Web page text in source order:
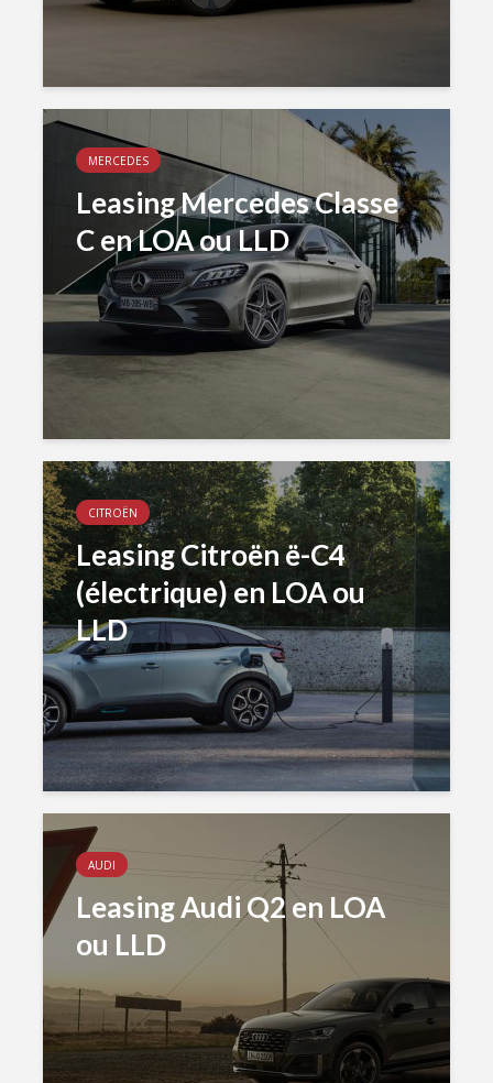
MERCEDES
Leasing Mercedes Classe
C en LOA ou LLD
CITROËN
Leasing Citroën ë-C4
(électrique) en LOA ou
LLD
AUDI
Leasing Audi Q2 en LOA
ou LLD